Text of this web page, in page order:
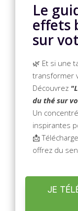
Le
effets
sur
🌿 Et si une
transformer
Découvrez
du thé sur
Un
inspirantes
📩
offrez du
JE